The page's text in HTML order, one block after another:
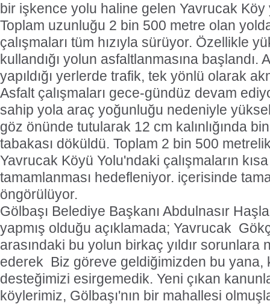
bir işkence yolu haline gelen Yavrucak
Toplam uzunluğu 2 bin 500 metre olan
çalışmaları tüm hızıyla sürüyor. Özellikle
kullandığı yolun asfaltlanmasına başlandı.
yapıldığı yerlerde trafik, tek yönlü olarak
Asfalt çalışmaları gece-gündüz devam
sahip yola araç yoğunluğu nedeniyle
göz önünde tutularak 12 cm kalınlığında
tabakası döküldü. Toplam 2 bin 500
Yavrucak Köyü Yolu'ndaki çalışmaların
tamamlanması hedefleniyor. içerisinde
öngörülüyor.
Gölbaşı Belediye Başkanı Abdulnasır
yapmış olduğu açıklamada; Yavrucak 
arasındaki bu yolun birkaç yıldır sorunlara
ederek  Biz göreve geldiğimizden bu
desteğimizi esirgemedik. Yeni çıkan
köylerimiz, Gölbaşı'nın bir mahallesi